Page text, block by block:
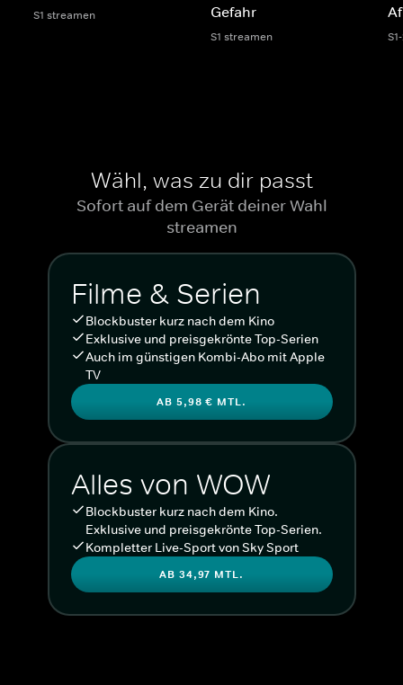
S1 streamen
Gefahr
S1 streamen
Wähl, was zu dir passt
Sofort auf dem Gerät deiner Wahl
streamen
Filme & Serien
Blockbuster kurz nach dem Kino
Exklusive und preisgekrönte Top-Serien
Auch im günstigen Kombi-Abo mit Apple
TV
AB 5,98 € MTL.
Alles von WOW
Blockbuster kurz nach dem Kino.
Exklusive und preisgekrönte Top-Serien.
Kompletter Live-Sport von Sky Sport
AB 34,97 MTL.